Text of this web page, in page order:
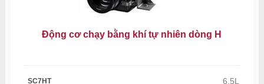
Động cơ chạy bằng khí tự nhiên dòng H
SC7HT 6.5L